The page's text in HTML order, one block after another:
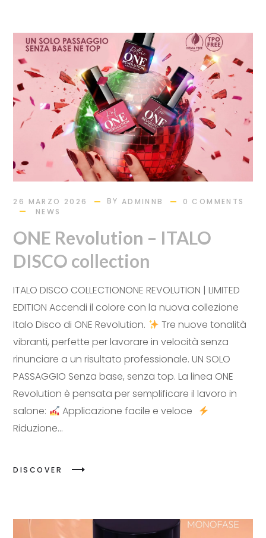
26 MARZO 2026 BY ADMINNB
0 COMMENTS
NEWS
ONE Revolution – ITALO
DISCO collection
ITALO DISCO COLLECTIONONE REVOLUTION | LIMITED
EDITION Accendi il colore con la nuova collezione
Italo Disco di ONE Revolution.
Tre nuove tonalità
vibranti, perfette per lavorare in velocità senza
rinunciare a un risultato professionale. UN SOLO
PASSAGGIO Senza base, senza top. La linea ONE
Revolution è pensata per semplificare il lavoro in
salone:
Applicazione facile e veloce
Riduzione...
DISCOVER